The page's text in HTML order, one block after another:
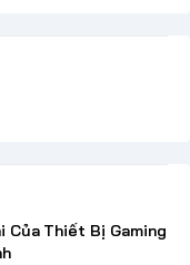
Của Thiết Bị Gaming